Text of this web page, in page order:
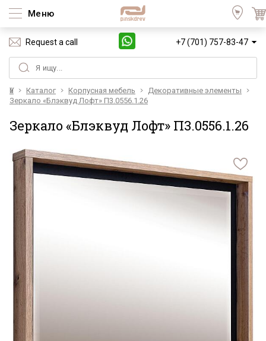
Меню
Request a call +7 (701) 757-83-47
Үй Каталог Корпусная мебель
Декоративные элементы
Зеркало «Блэквуд Лофт» П3.0556.1.26
Зеркало «Блэквуд Лофт» П3.0556.1.26